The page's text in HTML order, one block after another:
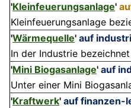
'Kleinfeuerungsanlage'
Kleinfeuerungsanlage
'Wärmequelle' auf
In der Industrie
'Mini Biogasanlage' auf
Unter einer Mini
'Kraftwerk' auf finanzen-